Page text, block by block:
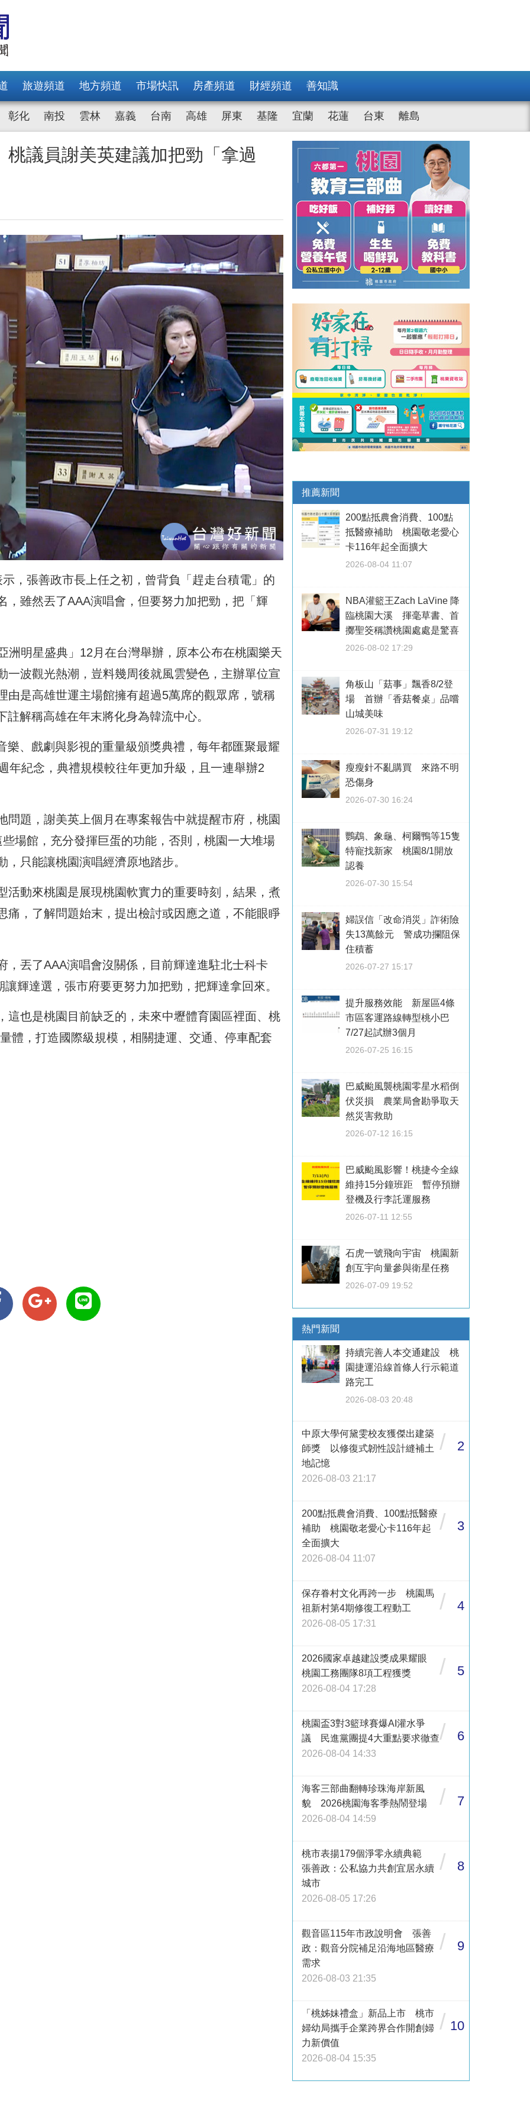
旅遊頻道 地方頻道 市場快訊 房產頻道 財經頻道 善知識
彰化 南投 雲林 嘉義 台南 高雄 屏東 基隆 宜蘭 花蓮 台東 離島
議員謝美英建議加把勁「拿過
，張善政市長上任之初，曾背負「趕走台積電」的
，雖然丟了AAA演唱會，但要努力加把勁，把「輝
洲明星盛典」12月在台灣舉辦，原本公布在桃園樂天
一波觀光熱潮，豈料幾周後就風雲變色，主辦單位宣
由是高雄世運主場館擁有超過5萬席的觀眾席，號稱
解稱高雄在年末將化身為韓流中心。
樂、戲劇與影視的重量級頒獎典禮，每年都匯聚最耀
年紀念，典禮規模較往年更加升級，且一連舉辦2
問題，謝美英上個月在專案報告中就提醒市府，桃園
場館，充分發揮巨蛋的功能，否則，桃園一大堆場
只能讓桃園演唱經濟原地踏步。
活動來桃園是展現桃園軟實力的重要時刻，結果，煮
痛，了解問題始末，提出檢討或因應之道，不能眼睜
，丟了AAA演唱會沒關係，目前輝達進駐北士科卡
輝達選，張市府要更努力加把勁，把輝達拿回來。
這也是桃園目前缺乏的，未來中壢體育園區裡面、桃
體，打造國際級規模，相關捷運、交通、停車配套
推薦新聞
200點抵農會消費、100點
抵醫療補助 桃園敬老愛心
卡116年起全面擴大
2026-08-04 11:07
NBA灌籃王Zach LaVine 降
臨桃園大溪 揮毫草書、首
擲聖筊稱讚桃園處處是驚喜
2026-08-02 17:29
角板山「菇事」飄香8/2登
場 首辦「香菇餐桌」品嚐
山城美味
2026-07-31 19:12
瘦瘦針不亂購買 來路不明
恐傷身
2026-07-30 16:24
鸚鵡、象龜、柯爾鴨等15隻
特寵找新家 桃園8/1開放
認養
2026-07-30 15:54
婦誤信「改命消災」詐術險
失13萬餘元 警成功攔阻保
住積蓄
2026-07-27 15:17
提升服務效能 新屋區4條
市區客運路線轉型桃小巴
7/27起試辦3個月
2026-07-25 16:15
巴威颱風襲桃園零星水稻倒
伏災損 農業局會勘爭取天
然災害救助
2026-07-12 16:15
巴威颱風影響！桃捷今全線
維持15分鐘班距 暫停預辦
登機及行李託運服務
2026-07-11 12:55
石虎一號飛向宇宙 桃園新
創互宇向量參與衛星任務
2026-07-09 19:52
熱門新聞
持續完善人本交通建設 桃
園捷運沿線首條人行示範道
路完工
2026-08-03 20:48
中原大學何黛雯校友獲傑出建築
師獎 以修復式韌性設計縫補土
地記憶
2026-08-03 21:17
/ 2
200點抵農會消費、100點抵醫療
補助 桃園敬老愛心卡116年起
全面擴大
2026-08-04 11:07
/ 3
保存眷村文化再跨一步 桃園馬
祖新村第4期修復工程動工
2026-08-05 17:31
/ 4
2026國家卓越建設獎成果耀眼
桃園工務團隊8項工程獲獎
2026-08-04 17:28
/ 5
桃園盃3對3籃球賽爆AI灌水爭
議 民進黨團提4大重點要求徹查
2026-08-04 14:33
/ 6
海客三部曲翻轉珍珠海岸新風
貌 2026桃園海客季熱鬧登場
2026-08-04 14:59
/ 7
桃市表揚179個淨零永續典範
張善政：公私協力共創宜居永續
城市
2026-08-05 17:26
/ 8
觀音區115年市政說明會 張善
政：觀音分院補足沿海地區醫療
需求
2026-08-03 21:35
/ 9
「桃姊妹禮盒」新品上市 桃市
婦幼局攜手企業跨界合作開創婦
力新價值
2026-08-04 15:35
/ 10